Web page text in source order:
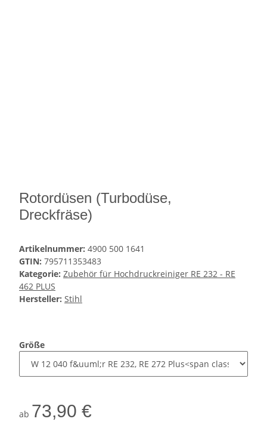
Rotordüsen (Turbodüse,
Dreckfräse)
Artikelnummer: 4900 500 1641
GTIN: 795711353483
Kategorie: Zubehör für Hochdruckreiniger RE 232 - RE
462 PLUS
Hersteller: Stihl
Größe
ab 73,90 €